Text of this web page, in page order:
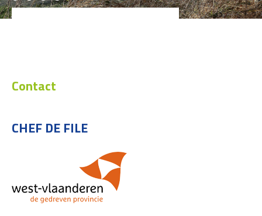
Contact
CHEF DE FILE